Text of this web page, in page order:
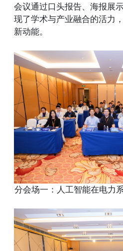
会议通过口头报告、海报展
现了学术与产业融合的活力
新动能。
分会场一：人工智能在电力